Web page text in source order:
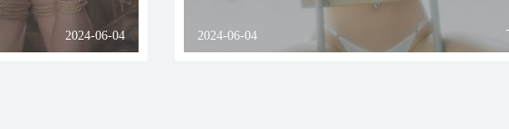
2024-06-04 2024-06-04